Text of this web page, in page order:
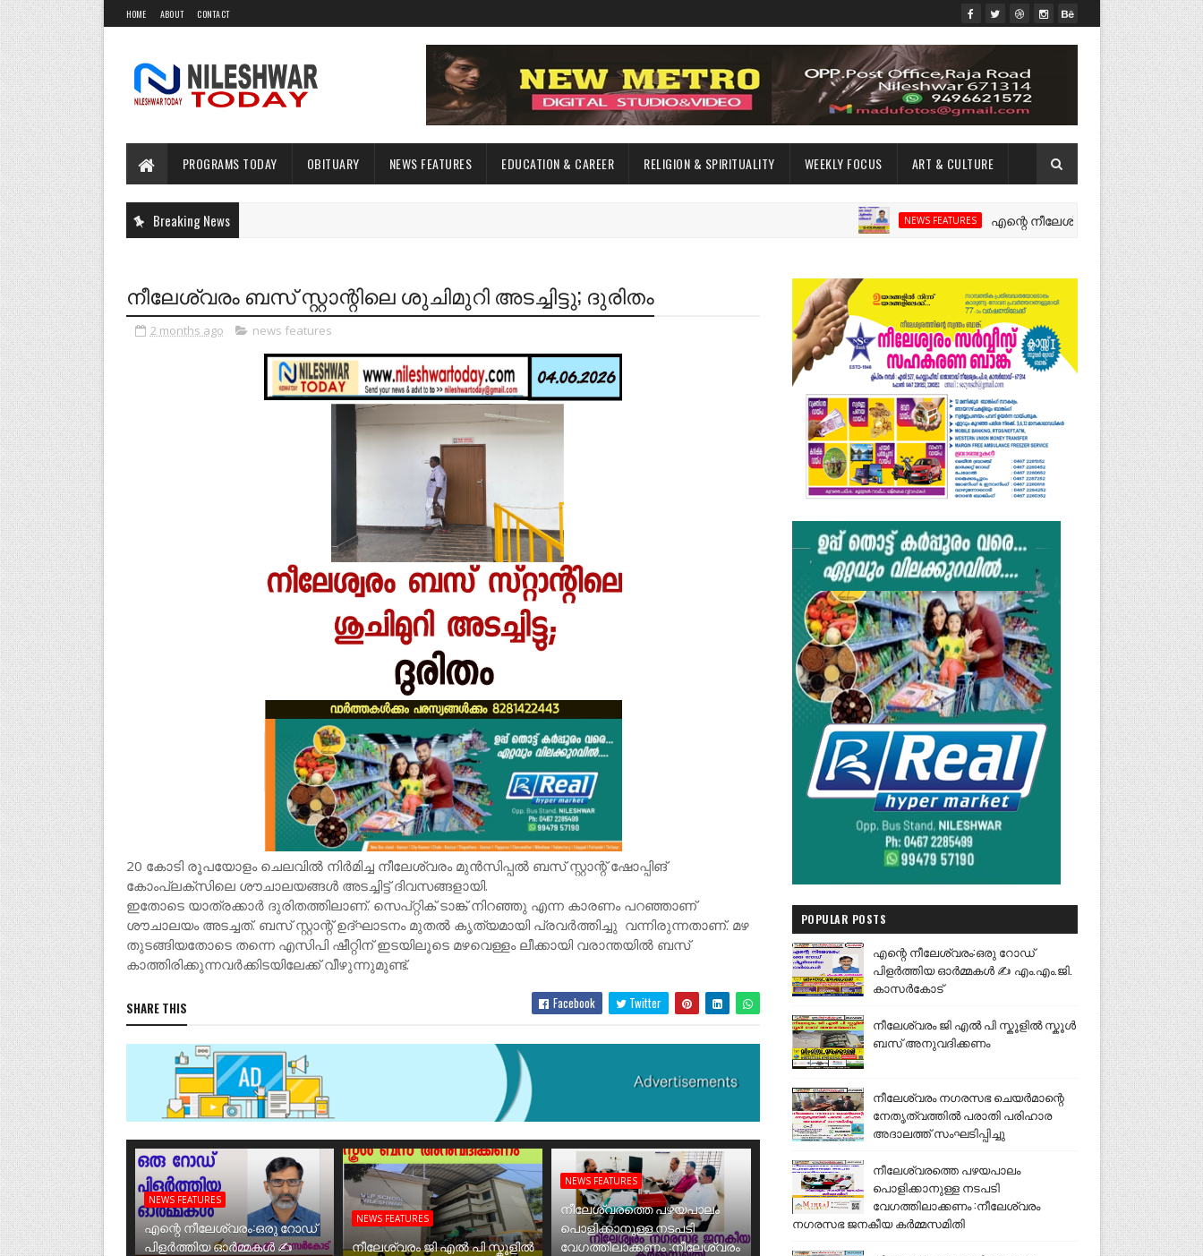
HOME ABOUT CONTACT
PROGRAMS TODAY OBITUARY NEWS FEATURES EDUCATION & CAREER RELIGION & SPIRITUALITY WEEKLY FOCUS ART & CULTURE
Breaking News NEWS FEATURES എന്റെ നീലേശ്വരം:ഒരു റോഡ്
നീലേശ്വരം ബസ് സ്റ്റാന്റിലെ ശുചിമുറി അടച്ചിട്ടു; ദുരിതം
2 months ago news features
20 കോടി രൂപയോളം ചെലവിൽ നിർമിച്ച നീലേശ്വരം മുൻസിപ്പൽ ബസ് സ്റ്റാന്റ് ഷോപ്പിങ്
കോംപ്ലക്സിലെ ശൗചാലയങ്ങൾ അടച്ചിട്ട് ദിവസങ്ങളായി.
ഇതോടെ യാത്രക്കാർ ദുരിതത്തിലാണ്. സെപ്റ്റിക് ടാങ്ക് നിറഞ്ഞു എന്ന കാരണം പറഞ്ഞാണ്
ശൗചാലയം അടച്ചത്. ബസ് സ്റ്റാന്റ് ഉദ്ഘാടനം മുതൽ കൃത്യമായി പ്രവർത്തിച്ചു വന്നിരുന്നതാണ്. മഴ
തുടങ്ങിയതോടെ തന്നെ എസിപി ഷീറ്റിന് ഇടയിലൂടെ മഴവെള്ളം ലീക്കായി വരാന്തയിൽ ബസ്
കാത്തിരിക്കുന്നവർക്കിടയിലേക്ക് വീഴുന്നുമുണ്ട്.
SHARE THIS Facebook Twitter
NEWS FEATURES
എന്റെ നീലേശ്വരം:ഒരു റോഡ്
പിളർത്തിയ ഓർമ്മകൾ ✍️
NEWS FEATURES
നീലേശ്വരം ജി എൽ പി സ്കൂളിൽ
NEWS FEATURES
നീലേശ്വരത്തെ പഴയപാലം
പൊളിക്കാനുള്ള നടപടി
വേഗത്തിലാക്കണം :നീലേശ്വരം
POPULAR POSTS
എന്റെ നീലേശ്വരം:ഒരു റോഡ്
പിളർത്തിയ ഓർമ്മകൾ ✍️ എം.എം.ജി.
കാസർകോട്
നീലേശ്വരം ജി എൽ പി സ്കൂളിൽ സ്കൂൾ
ബസ് അനുവദിക്കണം
നീലേശ്വരം നഗരസഭ ചെയർമാന്റെ
നേതൃത്വത്തിൽ പരാതി പരിഹാര
അദാലത്ത് സംഘടിപ്പിച്ചു
നീലേശ്വരത്തെ പഴയപാലം
പൊളിക്കാനുള്ള നടപടി
വേഗത്തിലാക്കണം :നീലേശ്വരം
നഗരസഭ ജനകീയ കർമ്മസമിതി